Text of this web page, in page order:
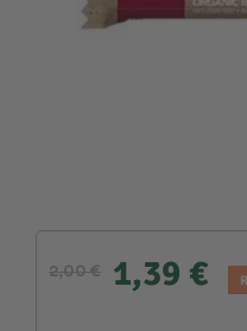
2,00 € 1,39 €